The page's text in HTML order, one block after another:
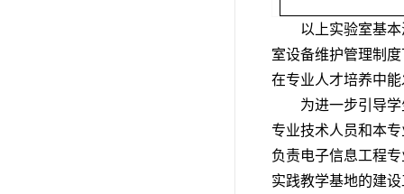
以上实验室基
室设备维护管理制
在专业人才培养中
为进一步引导
专业技术人员和本
负责电子信息工程
实践教学基地的建